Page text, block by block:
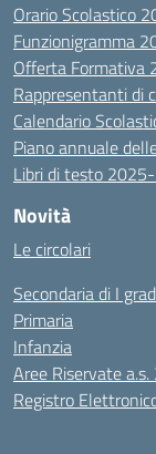
Orario Scolastico
Funzionigramma
Offerta Formativa
Rappresentanti di
Calendario
Piano annuale
Libri di testo
Novità
Le circolari
Secondaria di I
Primaria
Infanzia
Aree Riservate
Registro